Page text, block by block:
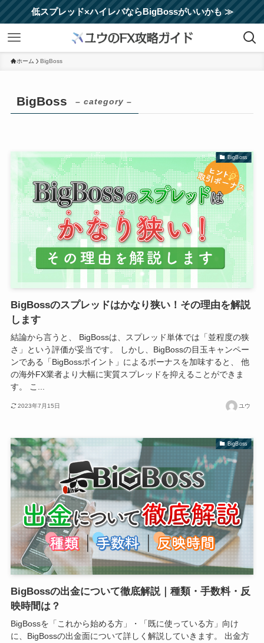
低スプレッド×ハイレバならBigBossがいいかも ≫
ホーム BigBoss
BigBoss – category –
BigBoss
BigBossのスプレッドはかなり狭い！その理由を解説
します
結論から言うと、 BigBossは、スプレッド単体では「並程度の狭
さ」という評価が妥当です。 しかし、BigBossの目玉キャンペー
ンである「BigBossポイント」によるボーナスを加味すると、 他
の海外FX業者より大幅に実質スプレッドを抑えることができま
す。 こ...
2023年7月15日 ユウ
BigBoss
BigBossの出金について徹底解説｜種類・手数料・反
映時間は？
BigBossを「これから始める方」・「既に使っている方」向け
に、BigBossの出金面について詳しく解説していきます。 出金方